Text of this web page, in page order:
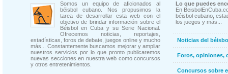
Somos un equipo de aficionados al
béisbol cubano. Nos propusimos la
tarea de desarrollar esta web con el
objetivo de brindar información sobre el
Béisbol en Cuba y su Serie Nacional.
Ofrecemos noticias, reportajes,
estadísticas, foros de debate, juegos online y mucho
más... Constantemente buscamos mejorar y ampliar
nuestros servicios por lo que pronto publicaremos
nuevas secciones en nuestra web como concursos
y otros entretenimientos.
Lo que puedes
En
béisbol cubano,
los juegos y más...
Noticias del
Foros, opiniones,
Concursos sobre